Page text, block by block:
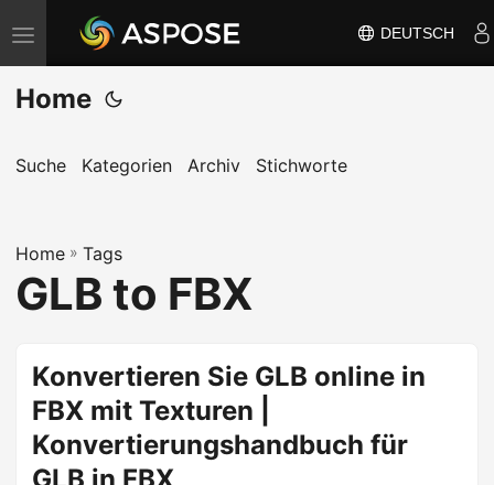
N
a
v
g
i
o
n
m
DEUTSCH
Home
Suche Kategorien Archiv Stichworte
Home » Tags
GLB to FBX
Konvertieren Sie GLB online in
FBX mit Texturen |
Konvertierungshandbuch für